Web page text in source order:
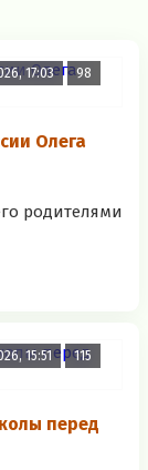
17:03 98
Олега
родителями
15:51 115
перед